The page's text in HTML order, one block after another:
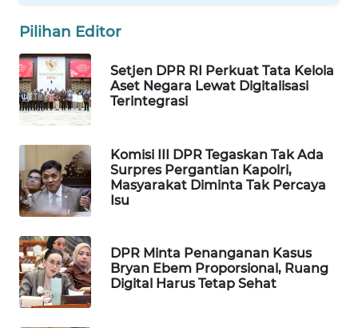
Pilihan Editor
Setjen DPR RI Perkuat Tata Kelola
Aset Negara Lewat Digitalisasi
Terintegrasi
Komisi III DPR Tegaskan Tak Ada
Surpres Pergantian Kapolri,
Masyarakat Diminta Tak Percaya
Isu
DPR Minta Penanganan Kasus
Bryan Ebem Proporsional, Ruang
Digital Harus Tetap Sehat
LABUANBAJO
WN
BORNEO
Wahana
Media
WAHANA
NEWS
WAHANA
TANI
WAHANA
ADVOKAT